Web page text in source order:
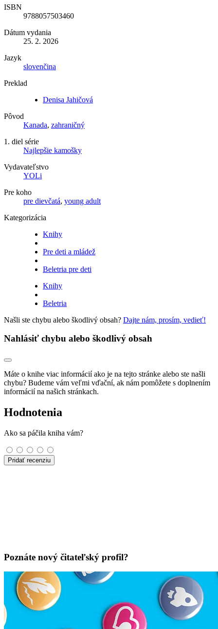
ISBN
9788057503460
Dátum vydania
25. 2. 2026
Jazyk
slovenčina
Preklad
Denisa Jahičová
Pôvod
Kanada, zahraničný
1. diel série
Najlepšie kamošky
Vydavateľstvo
YOLi
Pre koho
pre dievčatá, young adult
Kategorizácia
Knihy
Pre deti a mládež
Beletria pre deti
Knihy
Beletria
Našli ste chybu alebo škodlivý obsah? Dajte nám, prosím, vedieť!
Nahlásiť chybu alebo škodlivý obsah
Máte o knihe viac informácií ako je na tejto stránke alebo ste našli
chybu? Budeme vám veľmi vďační, ak nám pomôžete s doplnením
informácií na našich stránkach.
Hodnotenia
Ako sa páčila kniha vám?
Pridať recenziu
Poznáte nový čitateľský profil?